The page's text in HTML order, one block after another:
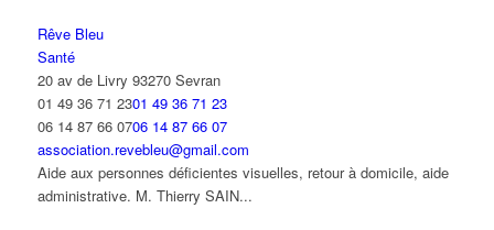
Rêve Bleu
Santé
20 av de Livry 93270 Sevran
01 49 36 71 2301 49 36 71 23
06 14 87 66 0706 14 87 66 07
association.revebleu@gmail.com
Aide aux personnes déficientes visuelles, retour à domicile, aide
administrative. M. Thierry SAIN...